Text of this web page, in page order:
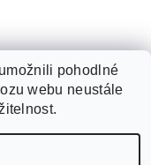
osobních údajů
pohodlné
webu neustále